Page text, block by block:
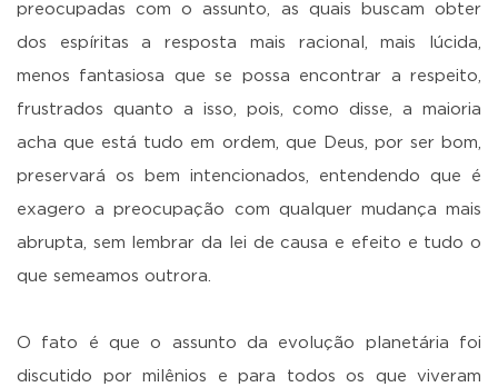
preocupadas com o assunto, as quais buscam obter
dos espíritas a resposta mais racional, mais lúcida,
menos fantasiosa que se possa encontrar a respeito,
frustrados quanto a isso, pois, como disse, a maioria
acha que está tudo em ordem, que Deus, por ser bom,
preservará os bem intencionados, entendendo que é
exagero a preocupação com qualquer mudança mais
abrupta, sem lembrar da lei de causa e efeito e tudo o
que semeamos outrora.
O fato é que o assunto da evolução planetária foi
discutido por milênios e para todos os que viveram